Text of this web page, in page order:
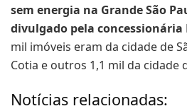
sem energia na Grande São
divulgado pela concessionária
mil imóveis eram da cidade de
Cotia e outros 1,1 mil da cidade
Notícias relacionadas: